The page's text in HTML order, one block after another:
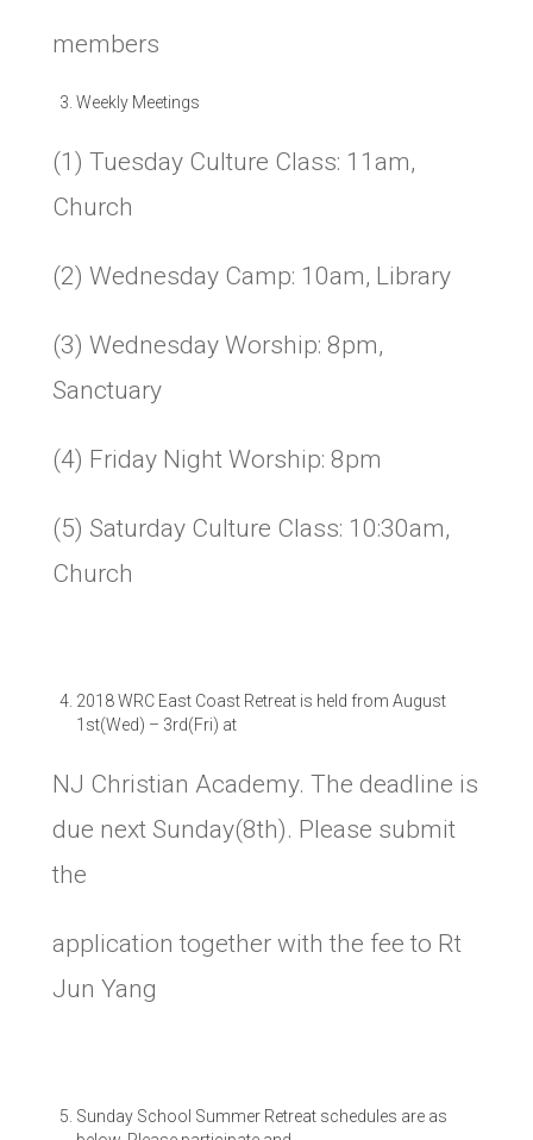
members
Weekly Meetings
(1) Tuesday Culture Class: 11am,
Church
(2) Wednesday Camp: 10am, Library
(3) Wednesday Worship: 8pm,
Sanctuary
(4) Friday Night Worship: 8pm
(5) Saturday Culture Class: 10:30am,
Church
2018 WRC East Coast Retreat is held from August
1st(Wed) – 3rd(Fri) at
NJ Christian Academy. The deadline is
due next Sunday(8th). Please submit
the
application together with the fee to Rt
Jun Yang
Sunday School Summer Retreat schedules are as